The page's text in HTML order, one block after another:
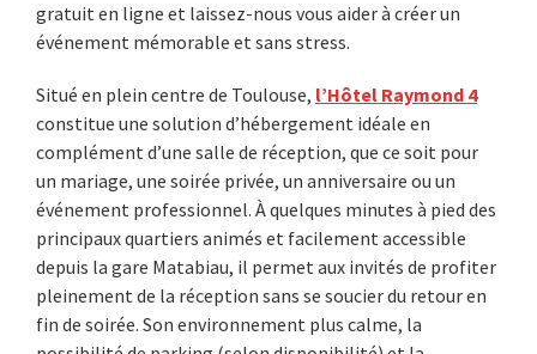
gratuit en ligne et laissez-nous vous aider à créer un
événement mémorable et sans stress.
Situé en plein centre de Toulouse, l’Hôtel Raymond 4
constitue une solution d’hébergement idéale en
complément d’une salle de réception, que ce soit pour
un mariage, une soirée privée, un anniversaire ou un
événement professionnel. À quelques minutes à pied des
principaux quartiers animés et facilement accessible
depuis la gare Matabiau, il permet aux invités de profiter
pleinement de la réception sans se soucier du retour en
fin de soirée. Son environnement plus calme, la